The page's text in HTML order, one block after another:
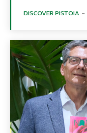
DISCOVER PISTOIA -